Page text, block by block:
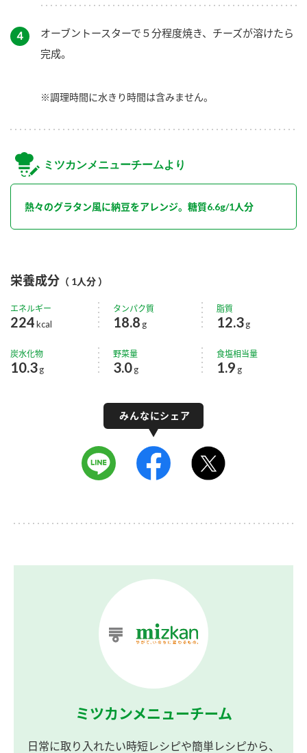
４
オーブントースターで５分程度焼き、チーズが溶けたら
完成。
※調理時間に水きり時間は含みません。
ミツカンメニューチームより
熱々のグラタン風に納豆をアレンジ。糖質6.6g/1人分
栄養成分 （ 1人分 ）
エネルギー
224kcal
タンパク質
18.8 g
脂質
12.3 g
炭水化物
10.3g
野菜量
3.0g
食塩相当量
1.9 g
ミツカンメニューチーム
日常に取り入れたい時短レシピや簡単レシピから、